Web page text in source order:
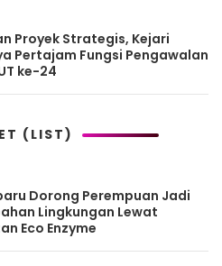
Proyek Strategis, Kejari
Pertajam Fungsi Pengawalan
ke-24
(LIST)
Dorong Perempuan Jadi
Lingkungan Lewat
Eco Enzyme